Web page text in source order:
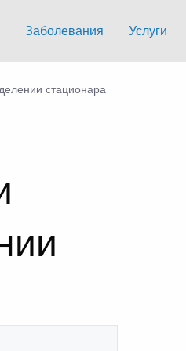
Заболевания Услуги
стационара